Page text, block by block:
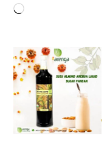
Memuat...